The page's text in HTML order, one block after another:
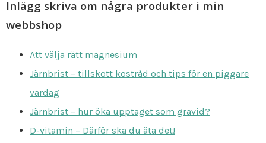
Inlägg skriva om några produkter i min
webbshop
Att välja rätt magnesium
Järnbrist – tillskott kostråd och tips för en piggare
vardag
Järnbrist – hur öka upptaget som gravid?
D-vitamin – Därför ska du äta det!